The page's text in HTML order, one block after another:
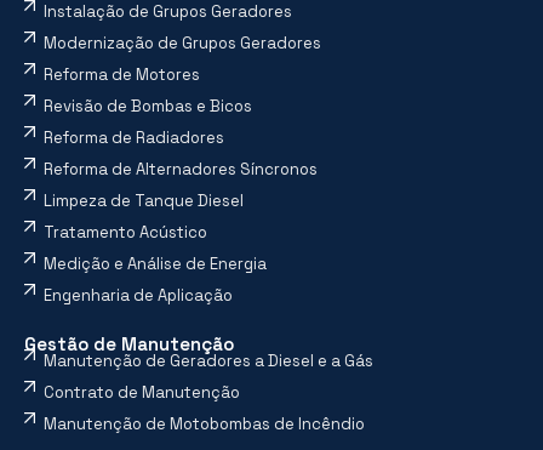
Instalação de Grupos Geradores
Modernização de Grupos Geradores
Reforma de Motores
Revisão de Bombas e Bicos
Reforma de Radiadores
Reforma de Alternadores Síncronos
Limpeza de Tanque Diesel
Tratamento Acústico
Medição e Análise de Energia
Engenharia de Aplicação
Gestão de Manutenção
Manutenção de Geradores a Diesel e a Gás
Contrato de Manutenção
Manutenção de Motobombas de Incêndio